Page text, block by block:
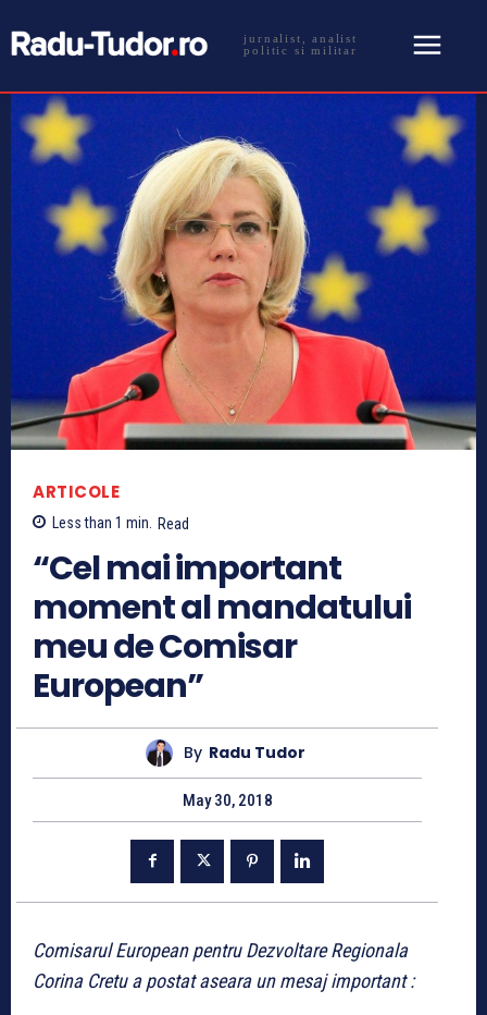
jurnalist, analist
politic si militar
ARTICOLE
Less than 1 min. Read
“Cel mai important
moment al mandatului
meu de Comisar
European”
By Radu Tudor
May 30, 2018
Comisarul European pentru Dezvoltare Regionala
Corina Cretu a postat aseara un mesaj important :